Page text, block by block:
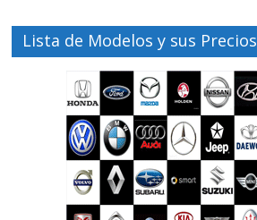
Lista de Modelos y sus Precios